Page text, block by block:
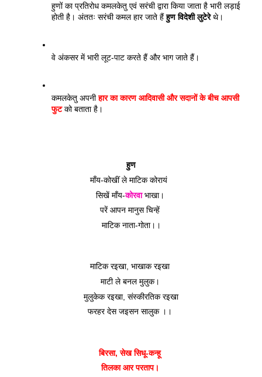
हुणों का प्रतिरोध कमलकेतु एवं सरंची द्वारा किया जाता है भारी लड़ाई
होती है। अंततः सरंची कमल हार जाते हैं हुण विदेशी लुटेरे थे।
वे अंकसर में भारी लूट-पाट करते हैं और भाग जाते हैं।
कमलकेतु अपनी हार का कारण आदिवासी और सदानों के बीच आपसी
फुट को बताता है।
हुण
माँय-कोखीं ले माटिक कोरायं
सिखें माँय-कोरवा भाखा।
परें आपन मानुस चिन्हें
माटिक नाता-गोता।।
माटिक रइखा, भाखाक रइखा
माटी ले बनल मुलुक।
मुलुकेक रइखा, संस्कीरतिक रइखा
फरहर देस जइसन सालुक ।।
बिरसा, सेख सिधू-कन्हू
तिलका आर परताप।